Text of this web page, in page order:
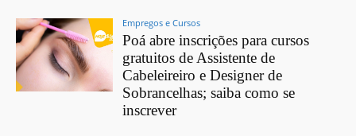
Empregos e Cursos
Poá abre inscrições para cursos
gratuitos de Assistente de
Cabeleireiro e Designer de
Sobrancelhas; saiba como se
inscrever